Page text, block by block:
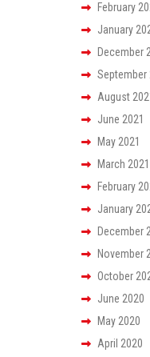
February
January
December
September
August
June 2021
May 2021
March 2021
February
January
December
November
October
June 2020
May 2020
April 2020